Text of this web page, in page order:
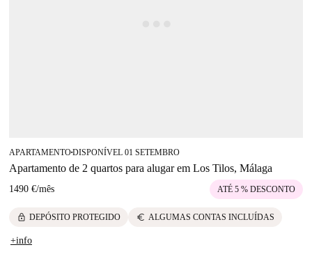
APARTAMENTO■DISPONÍVEL 01 SETEMBRO
Apartamento de 2 quartos para alugar em Los Tilos, Málaga
1490 €/mês ATÉ 5 % DESCONTO
lock DEPÓSITO PROTEGIDO euro ALGUMAS CONTAS INCLUÍDAS
+info